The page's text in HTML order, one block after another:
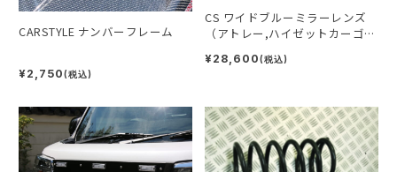
CARSTYLE ナンバーフレーム
¥2,750(税込)
CS ワイドブルーミラーレンズ
（アトレー,ハイゼットカーゴ
¥28,600(税込)